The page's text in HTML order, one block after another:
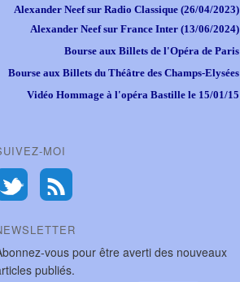
Alexander Neef sur Radio Classique (26/04/2023)
Alexander Neef sur France Inter (13/06/2024)
Bourse aux Billets de l'Opéra de Paris
Bourse aux Billets du Théâtre des Champs-Elysées
Vidéo Hommage à l'opéra Bastille le 15/01/15
MOI
vous pour être averti des nouveaux
publiés.